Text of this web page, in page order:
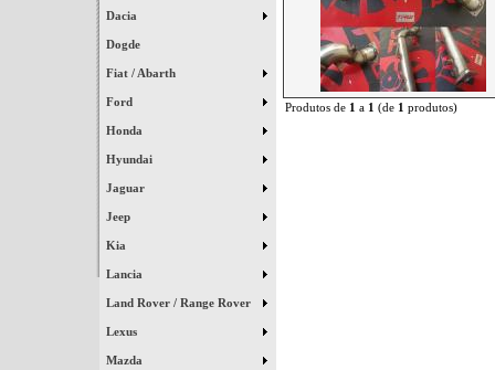
Dacia
Dogde
Fiat / Abarth
Ford
Honda
Hyundai
Jaguar
Jeep
Kia
Lancia
Land Rover / Range Rover
Lexus
Mazda
Produtos de 1 a 1 (de 1 produtos)